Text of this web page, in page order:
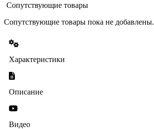
Сопутствующие товары
Сопутствующие товары пока не добавлены.
Характеристики
Описание
Видео